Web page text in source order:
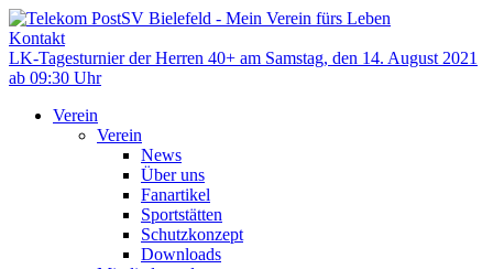
Kontakt
LK-Tagesturnier der Herren 40+ am Samstag, den 14. August 2021
ab 09:30 Uhr
Verein
Verein
News
Über uns
Fanartikel
Sportstätten
Schutzkonzept
Downloads